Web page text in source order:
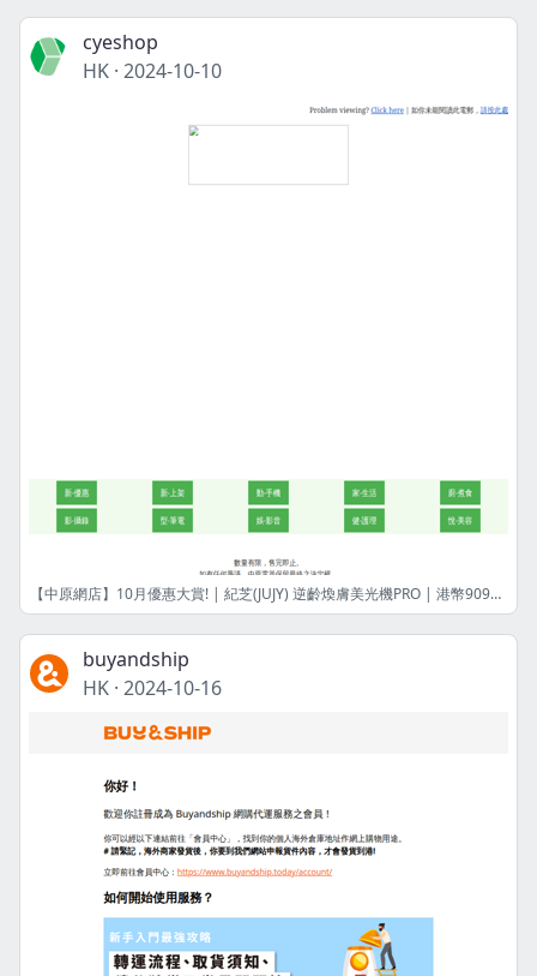
cyeshop
HK · 2024-10-10
【中原網店】10月優惠大賞! | 紀芝(JUJY) 逆齡煥膚美光機PRO | 港幣909元 | 限量8件! | 網店限定
buyandship
HK · 2024-10-16